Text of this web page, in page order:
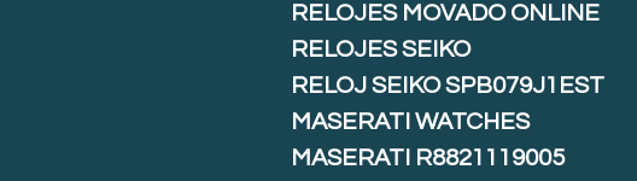
RELOJES MOVADO ONLINE
RELOJES SEIKO
RELOJ SEIKO SPB079J1EST
MASERATI WATCHES
MASERATI R8821119005